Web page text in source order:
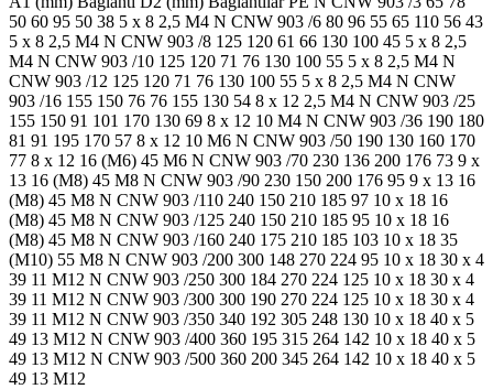
50 60 95 50 38 5 x 8 2,5 M4 N CNW 903 /6 80 96 55 65 110 56 43
5 x 8 2,5 M4 N CNW 903 /8 125 120 61 66 130 100 45 5 x 8 2,5
M4 N CNW 903 /10 125 120 71 76 130 100 55 5 x 8 2,5 M4 N
CNW 903 /12 125 120 71 76 130 100 55 5 x 8 2,5 M4 N CNW
903 /16 155 150 76 76 155 130 54 8 x 12 2,5 M4 N CNW 903 /25
155 150 91 101 170 130 69 8 x 12 10 M4 N CNW 903 /36 190 180
81 91 195 170 57 8 x 12 10 M6 N CNW 903 /50 190 130 160 170
77 8 x 12 16 (M6) 45 M6 N CNW 903 /70 230 136 200 176 73 9 x
13 16 (M8) 45 M8 N CNW 903 /90 230 150 200 176 95 9 x 13 16
(M8) 45 M8 N CNW 903 /110 240 150 210 185 97 10 x 18 16
(M8) 45 M8 N CNW 903 /125 240 150 210 185 95 10 x 18 16
(M8) 45 M8 N CNW 903 /160 240 175 210 185 103 10 x 18 35
(M10) 55 M8 N CNW 903 /200 300 148 270 224 95 10 x 18 30 x 4
39 11 M12 N CNW 903 /250 300 184 270 224 125 10 x 18 30 x 4
39 11 M12 N CNW 903 /300 300 190 270 224 125 10 x 18 30 x 4
39 11 M12 N CNW 903 /350 340 192 305 248 130 10 x 18 40 x 5
49 13 M12 N CNW 903 /400 360 195 315 264 142 10 x 18 40 x 5
49 13 M12 N CNW 903 /500 360 200 345 264 142 10 x 18 40 x 5
49 13 M12